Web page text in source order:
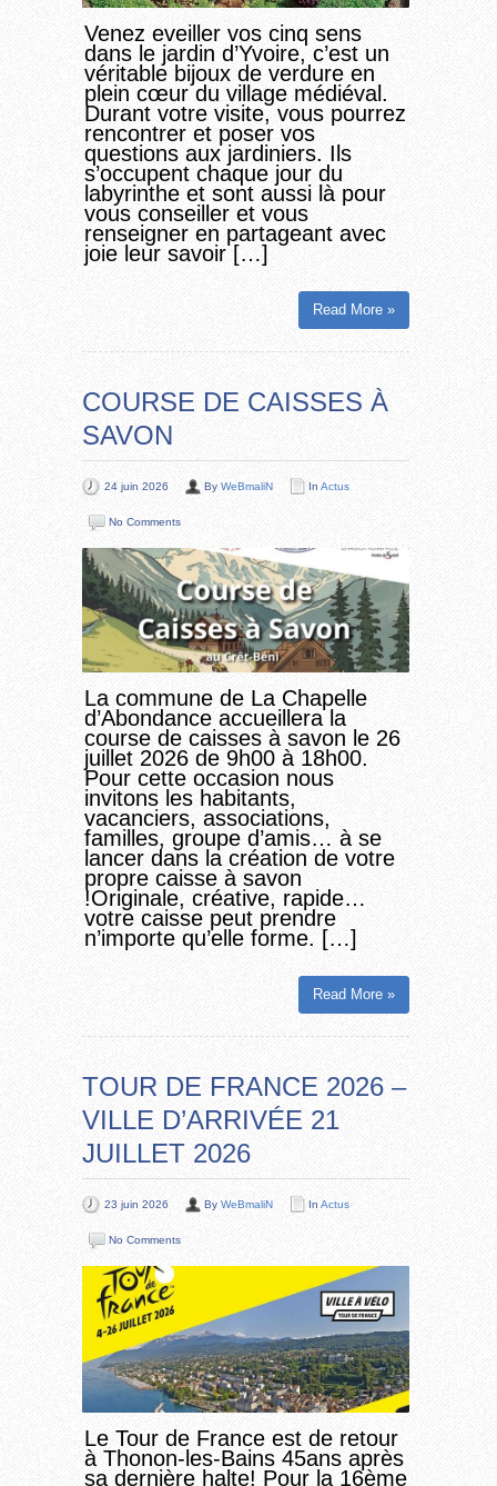
Venez eveiller vos cinq sens
dans le jardin d’Yvoire, c’est un
véritable bijoux de verdure en
plein cœur du village médiéval.
Durant votre visite, vous pourrez
rencontrer et poser vos
questions aux jardiniers. Ils
s’occupent chaque jour du
labyrinthe et sont aussi là pour
vous conseiller et vous
renseigner en partageant avec
joie leur savoir […]
Read More »
COURSE DE CAISSES À
SAVON
24 juin 2026 By WeBmaliN In Actus
No Comments
La commune de La Chapelle
d’Abondance accueillera la
course de caisses à savon le 26
juillet 2026 de 9h00 à 18h00.
Pour cette occasion nous
invitons les habitants,
vacanciers, associations,
familles, groupe d’amis… à se
lancer dans la création de votre
propre caisse à savon
!Originale, créative, rapide…
votre caisse peut prendre
n’importe qu’elle forme. […]
Read More »
TOUR DE FRANCE 2026 –
VILLE D’ARRIVÉE 21
JUILLET 2026
23 juin 2026 By WeBmaliN In Actus
No Comments
Le Tour de France est de retour
à Thonon-les-Bains 45ans après
sa dernière halte! Pour la 16ème